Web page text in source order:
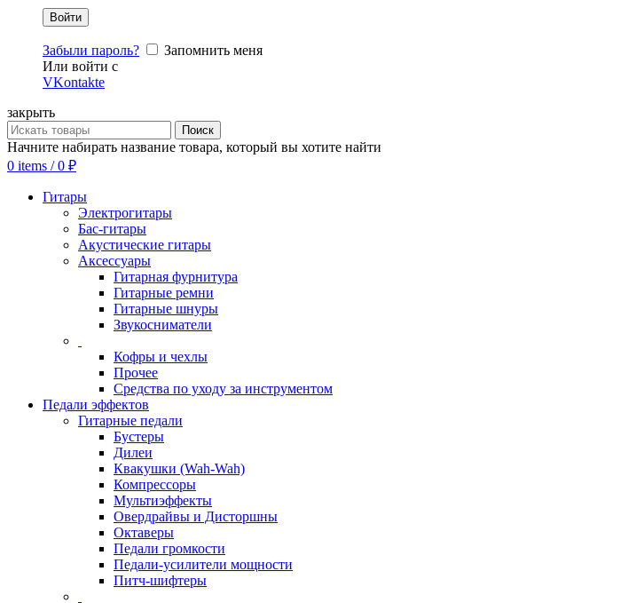
Забыли пароль?
Запомнить меня
Или войти с
VKontakte
закрыть
Поиск
Начните набирать название товара, который вы хотите найти
0 items / 0 ₽
Гитары
Электрогитары
Бас-гитары
Акустические гитары
Аксессуары
Гитарная фурнитура
Гитарные ремни
Гитарные шнуры
Звукосниматели
Кофры и чехлы
Прочее
Средства по уходу за инструментом
Педали эффектов
Гитарные педали
Бустеры
Дилеи
Квакушки (Wah-Wah)
Компрессоры
Мультиэффекты
Овердрайвы и Дисторшны
Октаверы
Педали громкости
Педали-усилители мощности
Питч-шифтеры